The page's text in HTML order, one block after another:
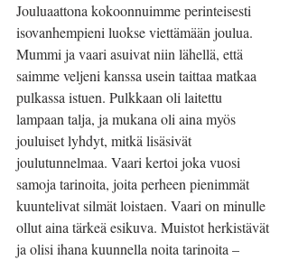
Jouluaattona kokoonnuimme perinteisesti
isovanhempieni luokse viettämään joulua.
Mummi ja vaari asuivat niin lähellä, että
saimme veljeni kanssa usein taittaa matkaa
pulkassa istuen. Pulkkaan oli laitettu
lampaan talja, ja mukana oli aina myös
jouluiset lyhdyt, mitkä lisäsivät
joulutunnelmaa. Vaari kertoi joka vuosi
samoja tarinoita, joita perheen pienimmät
kuuntelivat silmät loistaen. Vaari on minulle
ollut aina tärkeä esikuva. Muistot herkistävät
ja olisi ihana kuunnella noita tarinoita –